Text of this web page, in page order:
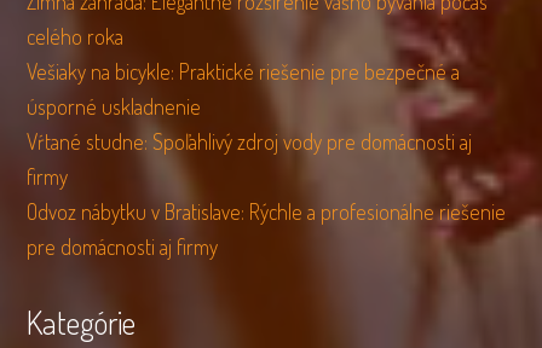
celého roka
Vešiaky na bicykle: Praktické riešenie pre bezpečné a
úsporné uskladnenie
Vŕtané studne: Spoľahlivý zdroj vody pre domácnosti aj
firmy
Odvoz nábytku v Bratislave: Rýchle a profesionálne riešenie
pre domácnosti aj firmy
Kategórie